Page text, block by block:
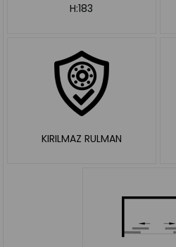
H:183
KIRILMAZ RULMAN